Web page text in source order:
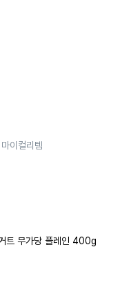
이컬리템
트 무가당 플레인 400g